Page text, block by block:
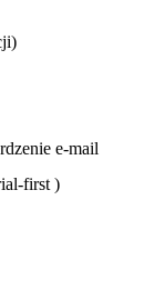
e-mail
first )